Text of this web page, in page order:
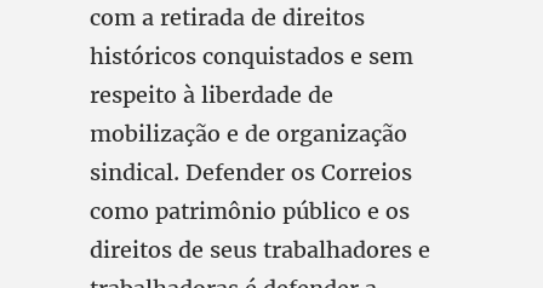
com a retirada de direitos
históricos conquistados e sem
respeito à liberdade de
mobilização e de organização
sindical. Defender os Correios
como patrimônio público e os
direitos de seus trabalhadores e